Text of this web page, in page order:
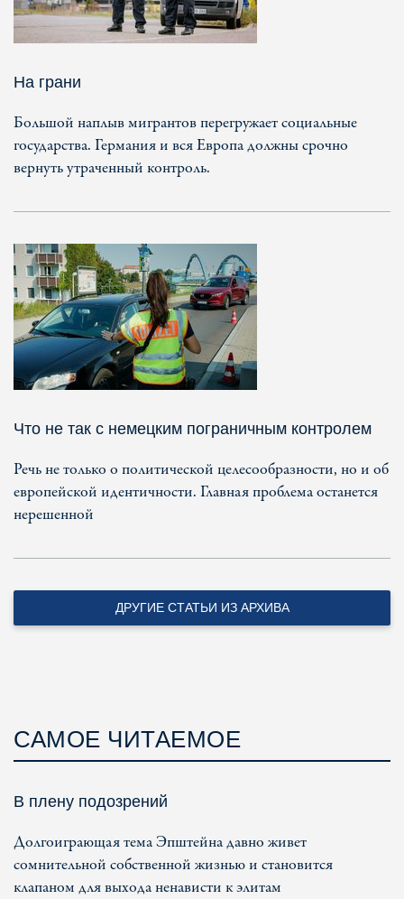
На грани
Большой наплыв мигрантов перегружает социальные
государства. Германия и вся Европа должны срочно
вернуть утраченный контроль.
Что не так с немецким пограничным контролем
Речь не только о политической целесообразности, но и об
европейской идентичности. Главная проблема останется
нерешенной
ДРУГИЕ СТАТЬИ ИЗ АРХИВА
САМОЕ ЧИТАЕМОЕ
В плену подозрений
Долгоиграющая тема Эпштейна давно живет
сомнительной собственной жизнью и становится
клапаном для выхода ненависти к элитам